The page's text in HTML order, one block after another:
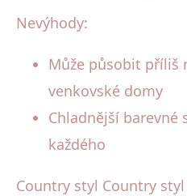
Nevýhody:
Může působit příliš
venkovské domy
Chladnější barevné
každého
Country styl Country